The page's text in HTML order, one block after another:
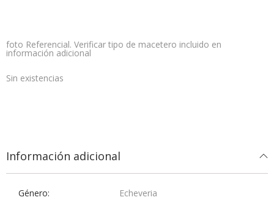
foto Referencial. Verificar tipo de macetero incluido en
información adicional
Sin existencias
Información adicional
Género
Echeveria